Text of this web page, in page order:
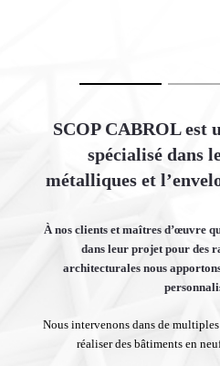
SCOP CABROL est
spécialisé dans
métalliques et
À nos clients et maîtres d’œuvre
dans leur projet pour des
architecturales nous
Nous intervenons dans de
réaliser des bâtiments en